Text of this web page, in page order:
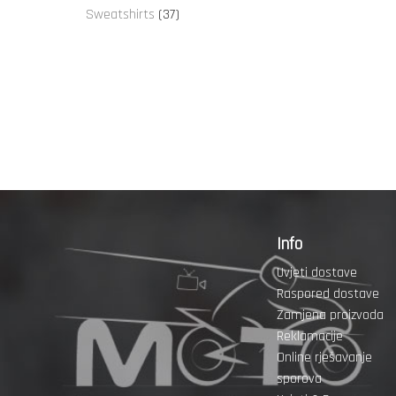
proizvoda
Sweatshirts 3737
Info
Uvjeti dostave
Raspored dostave
Zamjena proizvoda
Reklamacije
Online rješavanje
sporova